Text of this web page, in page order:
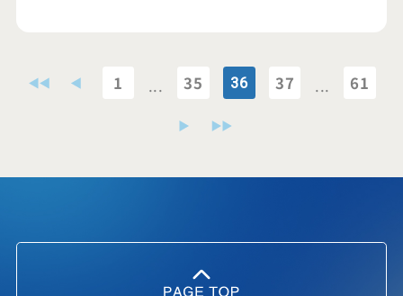
1 ... 35 36 37 ... 61